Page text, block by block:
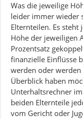
Was die jeweilige
leider immer wieder
Elternteilen. Es steht
Höhe der jeweiligen
Prozentsatz
finanzielle Einflüsse
werden oder
Überblick haben
Unterhaltsrechner
beiden Elternteile
vom Gericht oder